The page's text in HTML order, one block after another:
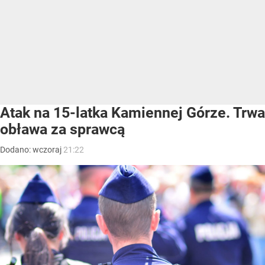
Atak na 15-latka Kamiennej Górze. Trwa
obława za sprawcą
Dodano:wczoraj 21:22